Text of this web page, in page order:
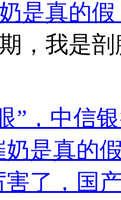
是真的假
，我是
”，中信
奶是真的
了，国